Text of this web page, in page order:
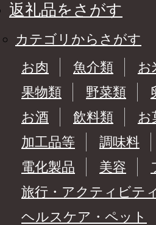
返礼品をさがす
カテゴリからさがす
お肉
魚介類
お
果物類
野菜類
お酒
飲料類 お
加工品等
調味料
電化製品
美容
旅行・アクティビティ
ヘルスケア・ペット